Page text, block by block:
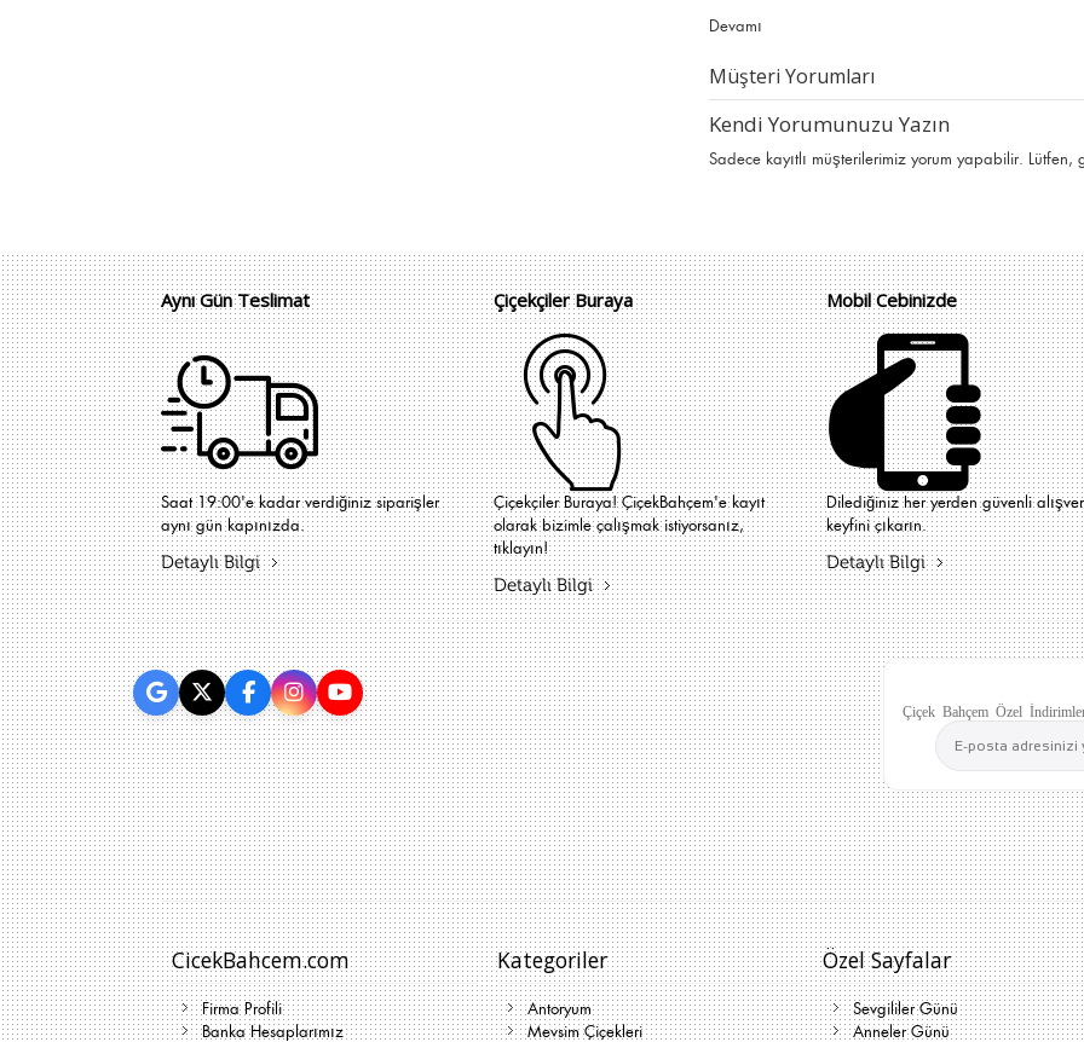
Devamı
Müşteri Yorumları
Kendi Yorumunuzu Yazın
Sadece kayıtlı müşterilerimiz yorum yapabilir. Lütfen,
Aynı Gün Teslimat
Saat 19:00'e kadar verdiğiniz siparişler
aynı gün kapınızda.
Detaylı Bilgi
Çiçekçiler Buraya
Çiçekçiler Buraya! ÇiçekBahçem'e kayıt
olarak bizimle çalışmak istiyorsanız,
tıklayın!
Detaylı Bilgi
Mobil Cebinizde
Dilediğiniz her yerden güvenli
keyfini çıkarın.
Detaylı Bilgi
Çiçek Bahçem Özel
CicekBahcem.com
Firma Profili
Banka Hesaplarımız
Kategoriler
Antoryum
Mevsim Çiçekleri
Özel Sayfalar
Sevgililer Günü
Anneler Günü